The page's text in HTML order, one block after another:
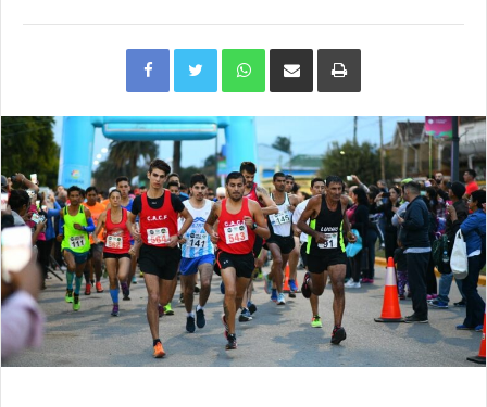
FacebookTwitterWhatsAppCompartirImprimir